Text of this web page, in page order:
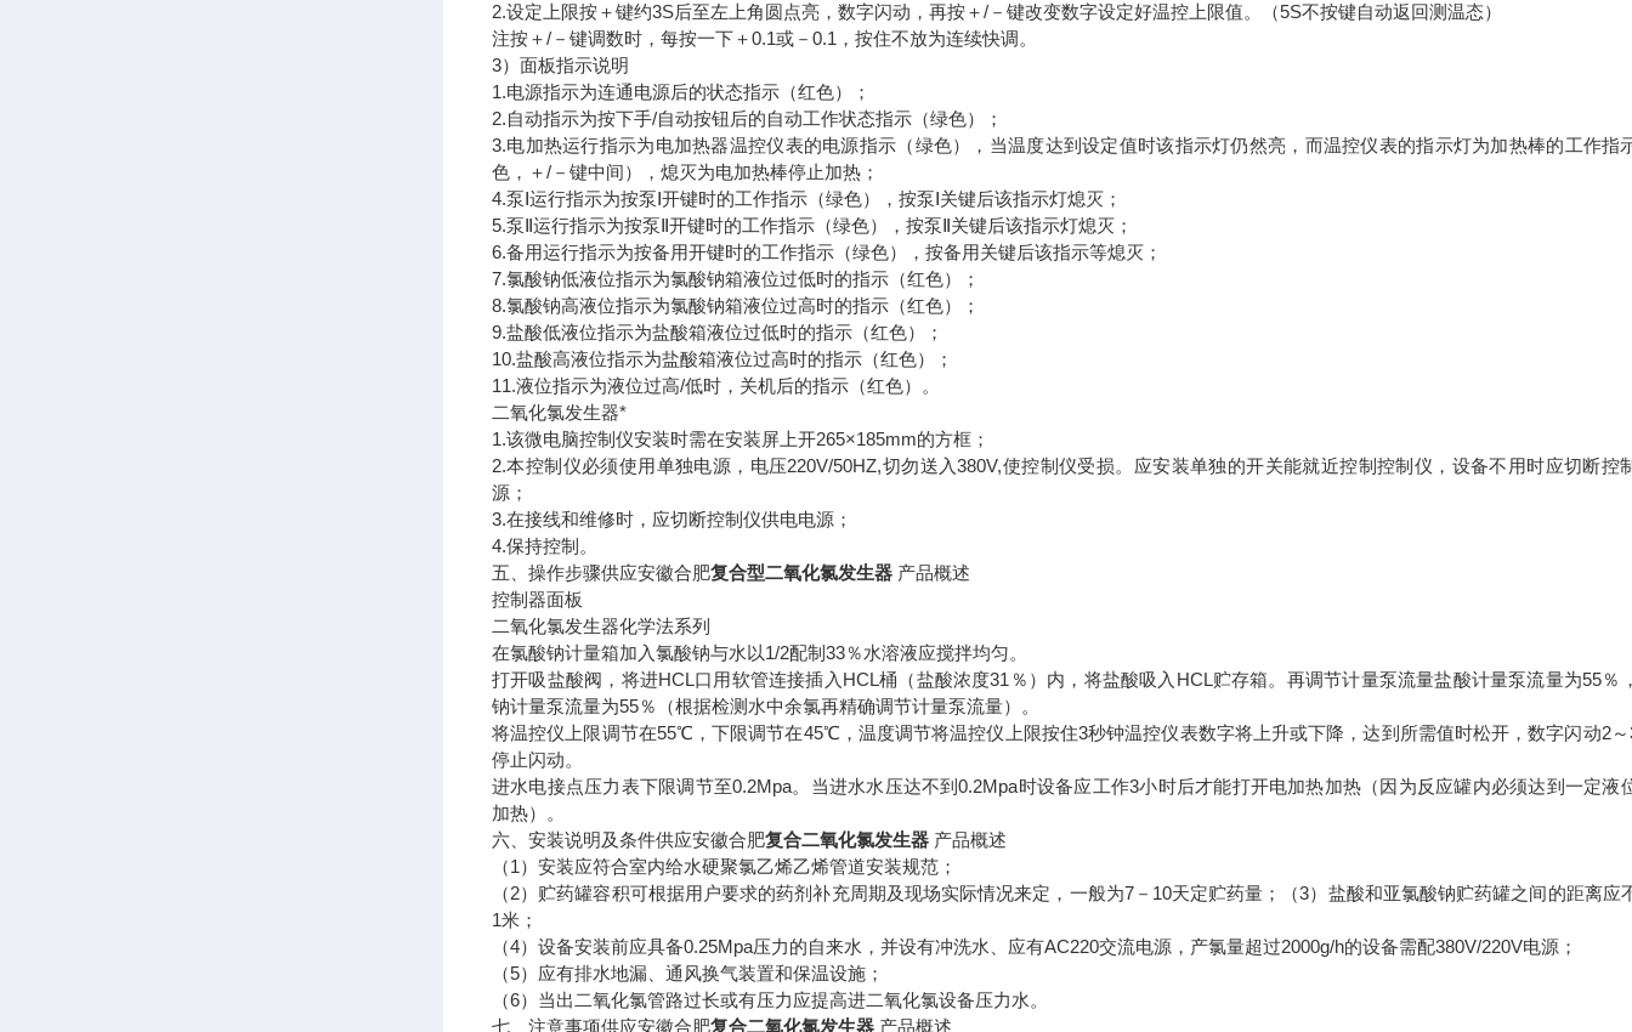
2.设定上限按＋键约3S后至左上角圆点亮，数字闪动，再按＋/－键改变数字设定好温控上限值。（5S不按键自动返回测温态）
注按＋/－键调数时，每按一下＋0.1或－0.1，按住不放为连续快调。
3）面板指示说明
1.电源指示为连通电源后的状态指示（红色）；
2.自动指示为按下手/自动按钮后的自动工作状态指示（绿色）；
3.电加热运行指示为电加热器温控仪表的电源指示（绿色），当温度达到设定值时该指示灯仍然亮，而温控仪表的指示灯为加热棒的工作指
色，＋/－键中间），熄灭为电加热棒停止加热；
4.泵Ⅰ运行指示为按泵Ⅰ开键时的工作指示（绿色），按泵Ⅰ关键后该指示灯熄灭；
5.泵Ⅱ运行指示为按泵Ⅱ开键时的工作指示（绿色），按泵Ⅱ关键后该指示灯熄灭；
6.备用运行指示为按备用开键时的工作指示（绿色），按备用关键后该指示等熄灭；
7.氯酸钠低液位指示为氯酸钠箱液位过低时的指示（红色）；
8.氯酸钠高液位指示为氯酸钠箱液位过高时的指示（红色）；
9.盐酸低液位指示为盐酸箱液位过低时的指示（红色）；
10.盐酸高液位指示为盐酸箱液位过高时的指示（红色）；
11.液位指示为液位过高/低时，关机后的指示（红色）。
二氧化氯发生器*
1.该微电脑控制仪安装时需在安装屏上开265×185mm的方框；
2.本控制仪必须使用单独电源，电压220V/50HZ,切勿送入380V,使控制仪受损。应安装单独的开关能就近控制控制仪，设备不用时应切断控
源；
3.在接线和维修时，应切断控制仪供电电源；
4.保持控制。
五、操作步骤供应安徽合肥复合型二氧化氯发生器 产品概述
控制器面板
二氧化氯发生器化学法系列
在氯酸钠计量箱加入氯酸钠与水以1/2配制33％水溶液应搅拌均匀。
打开吸盐酸阀，将进HCL口用软管连接插入HCL桶（盐酸浓度31％）内，将盐酸吸入HCL贮存箱。再调节计量泵流量盐酸计量泵流量为55％
钠计量泵流量为55％（根据检测水中余氯再精确调节计量泵流量）。
将温控仪上限调节在55℃，下限调节在45℃，温度调节将温控仪上限按住3秒钟温控仪表数字将上升或下降，达到所需值时松开，数字闪动2
停止闪动。
进水电接点压力表下限调节至0.2Mpa。当进水水压达不到0.2Mpa时设备应工作3小时后才能打开电加热加热（因为反应罐内必须达到一定液
加热）。
六、安装说明及条件供应安徽合肥复合二氧化氯发生器 产品概述
（1）安装应符合室内给水硬聚氯乙烯乙烯管道安装规范；
（2）贮药罐容积可根据用户要求的药剂补充周期及现场实际情况来定，一般为7－10天定贮药量；（3）盐酸和亚氯酸钠贮药罐之间的距离应
1米；
（4）设备安装前应具备0.25Mpa压力的自来水，并设有冲洗水、应有AC220交流电源，产氯量超过2000g/h的设备需配380V/220V电源；
（5）应有排水地漏、通风换气装置和保温设施；
（6）当出二氧化氯管路过长或有压力应提高进二氧化氯设备压力水。
七、注意事项供应安徽合肥复合二氧化氯发生器 产品概述